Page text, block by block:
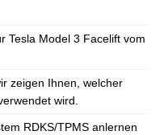
Tesla Model 3 Facelift vom
zeigen Ihnen, welcher
wird.
RDKS/TPMS anlernen